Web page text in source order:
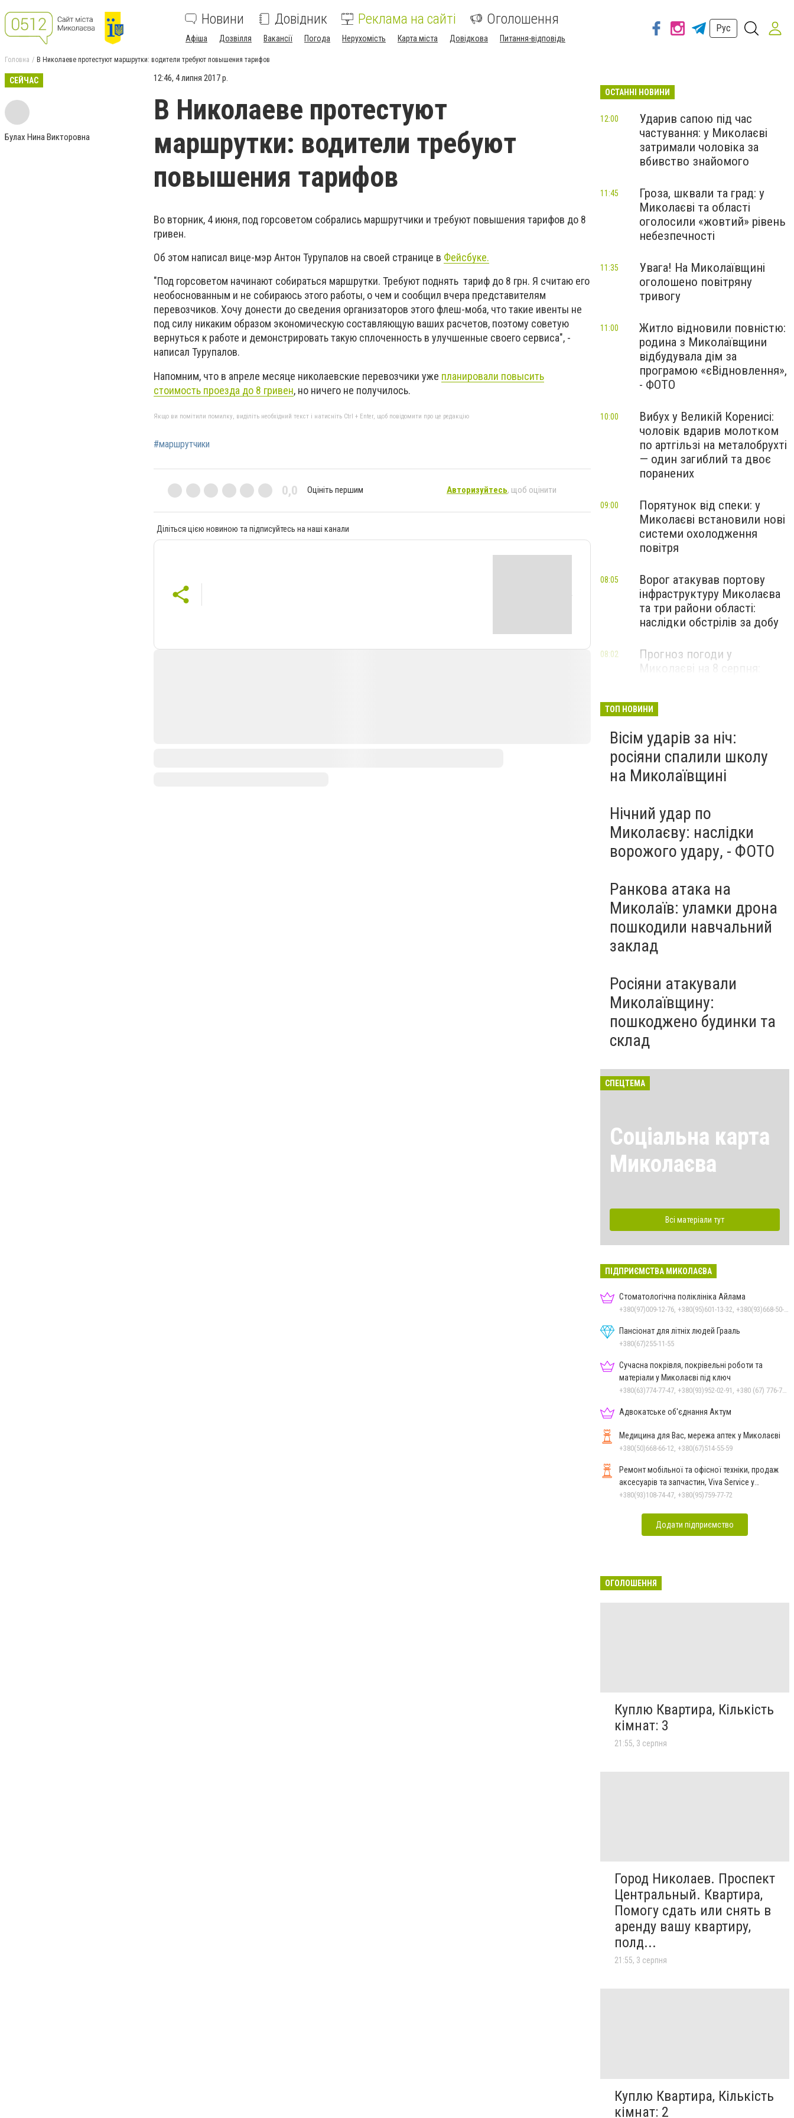
Новини Довідник Реклама на сайті Оголошення
Афіша Дозвілля Вакансії Погода Нерухомість Карта міста Довідкова Питання-відповідь
Рус
Головна В Николаеве протестуют маршрутки: водители требуют повышения тарифов
СЕЙЧАС
Булах Нина Викторовна
12:46, 4 липня 2017 р.
В Николаеве протестуют
маршрутки: водители требуют
повышения тарифов
Во вторник, 4 июня, под горсоветом собрались маршрутчики и требуют повышения тарифов до 8
гривен.
Об этом написал вице-мэр Антон Турупалов на своей странице в Фейсбуке.
"Под горсоветом начинают собираться маршрутки. Требуют поднять тариф до 8 грн. Я считаю его
необоснованным и не собираюсь этого работы, о чем и сообщил вчера представителям
перевозчиков. Хочу донести до сведения организаторов этого флеш-моба, что такие ивенты не
под силу никаким образом экономическую составляющую ваших расчетов, поэтому советую
вернуться к работе и демонстрировать такую сплоченность в улучшенные своего сервиса", -
написал Турупалов.
Напомним, что в апреле месяце николаевские перевозчики уже планировали повысить
стоимость проезда до 8 гривен, но ничего не получилось.
Якщо ви помітили помилку, виділіть необхідний текст і натисніть Ctrl + Enter, щоб повідомити про це редакцію
#маршрутчики
0,0 Оцініть першим Авторизуйтесь, щоб оцінити
Діліться цією новиною та підписуйтесь на наші канали
ОСТАННІ НОВИНИ
Ударив сапою під час
частування: у Миколаєві
затримали чоловіка за
вбивство знайомого
12:00
Гроза, шквали та град: у
Миколаєві та області
оголосили «жовтий» рівень
небезпечності
11:45
Увага! На Миколаївщині
оголошено повітряну
тривогу
11:35
Житло відновили повністю:
родина з Миколаївщини
відбудувала дім за
програмою «єВідновлення»,
- ФОТО
11:00
Вибух у Великій Коренисі:
чоловік вдарив молотком
по артгільзі на металобрухті
— один загиблий та двоє
поранених
10:00
Порятунок від спеки: у
Миколаєві встановили нові
системи охолодження
повітря
09:00
Ворог атакував портову
інфраструктуру Миколаєва
та три райони області:
наслідки обстрілів за добу
08:05
Прогноз погоди у
Миколаєві на 8 серпня:
08:02
ТОП НОВИНИ
Вісім ударів за ніч:
росіяни спалили школу
на Миколаївщині
Нічний удар по
Миколаєву: наслідки
ворожого удару, - ФОТО
Ранкова атака на
Миколаїв: уламки дрона
пошкодили навчальний
заклад
Росіяни атакували
Миколаївщину:
пошкоджено будинки та
склад
СПЕЦТЕМА
Соціальна карта
Миколаєва
Всі матеріали тут
ПІДПРИЄМСТВА МИКОЛАЄВА
Стоматологічна поліклініка Айлама
Пансіонат для літніх людей Грааль
+380(67)255-11-55
Сучасна покрівля, покрівельні роботи та
матеріали у Миколаєві під ключ
Адвокатське об'єднання Актум
Медицина для Вас, мережа аптек у Миколаєві
+380(50)668-66-12, +380(67)514-55-59
Ремонт мобільної та офісної техніки, продаж
аксесуарів та запчастин, Viva Service у
Миколаєві
+380(93)108-74-47, +380(95)759-77-72
Додати підприємство
ОГОЛОШЕННЯ
Куплю Квартира, Кількість
кімнат: 3
21:55, 3 серпня
Город Николаев. Проспект
Центральный. Квартира,
Помогу сдать или снять в
аренду вашу квартиру,
полд...
21:55, 3 серпня
Куплю Квартира, Кількість
кімнат: 2